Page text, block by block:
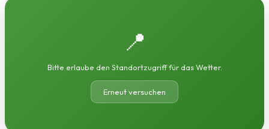
📍
Bitte erlaube den Standortzugriff für das Wetter.
Erneut versuchen